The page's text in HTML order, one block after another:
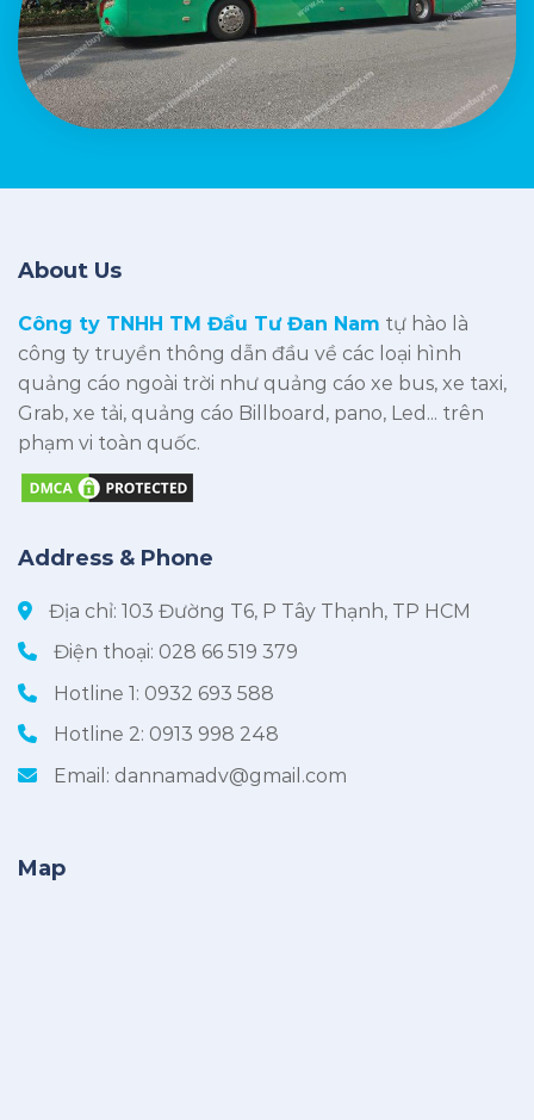
About Us
Công ty TNHH TM Đầu Tư Đan Nam tự hào là
công ty truyền thông dẫn đầu về các loại hình
quảng cáo ngoài trời như quảng cáo xe bus, xe taxi,
Grab, xe tải, quảng cáo Billboard, pano, Led... trên
phạm vi toàn quốc.
Address & Phone
Địa chỉ: 103 Đường T6, P Tây Thạnh, TP HCM
Điện thoại: 028 66 519 379
Hotline 1: 0932 693 588
Hotline 2: 0913 998 248
Email: dannamadv@gmail.com
Map